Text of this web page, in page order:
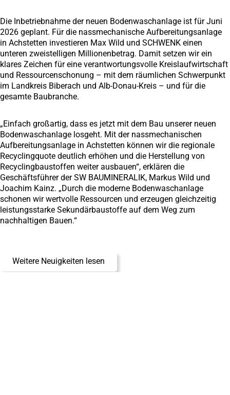
Die Inbetriebnahme der neuen Bodenwaschanlage ist für Juni
2026 geplant. Für die nassmechanische Aufbereitungsanlage
in Achstetten investieren Max Wild und SCHWENK einen
unteren zweistelligen Millionenbetrag. Damit setzen wir ein
klares Zeichen für eine verantwortungsvolle Kreislaufwirtschaft
und Ressourcenschonung – mit dem räumlichen Schwerpunkt
im Landkreis Biberach und Alb-Donau-Kreis – und für die
gesamte Baubranche.
„Einfach großartig, dass es jetzt mit dem Bau unserer neuen
Bodenwaschanlage losgeht. Mit der nassmechanischen
Aufbereitungsanlage in Achstetten können wir die regionale
Recyclingquote deutlich erhöhen und die Herstellung von
Recyclingbaustoffen weiter ausbauen“, erklären die
Geschäftsführer der SW BAUMINERALIK, Markus Wild und
Joachim Kainz. „Durch die moderne Bodenwaschanlage
schonen wir wertvolle Ressourcen und erzeugen gleichzeitig
leistungsstarke Sekundärbaustoffe auf dem Weg zum
nachhaltigen Bauen.“
Weitere Neuigkeiten lesen